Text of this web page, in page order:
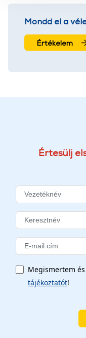
További
Mondd el a
Értékelem
Értesülj
Megismertem
tájékoztatót!